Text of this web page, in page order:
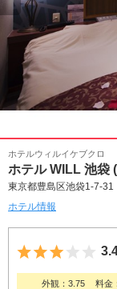
ホテルウィルイケブクロ
ホテル WILL 池袋
東京都豊島区池袋1-7-31
ホテル情報
5
外観：3.75 料金